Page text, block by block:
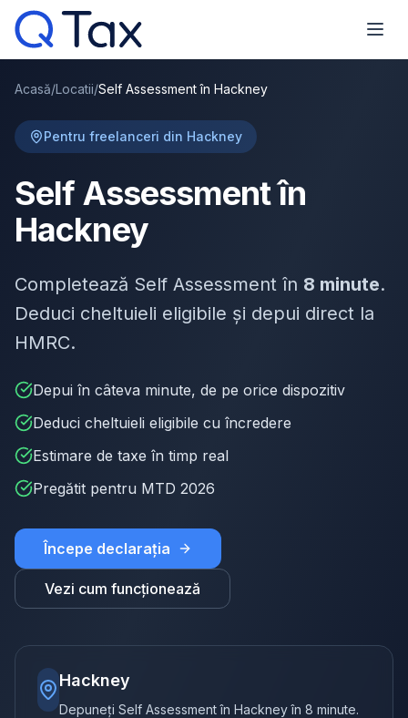
Acasă/Locatii/Self Assessment în Hackney
Pentru freelanceri din Hackney
Self Assessment în
Hackney
Completează Self Assessment în 8 minute.
Deduci cheltuieli eligibile și depui direct la
HMRC.
Depui în câteva minute, de pe orice dispozitiv
Deduci cheltuieli eligibile cu încredere
Estimare de taxe în timp real
Pregătit pentru MTD 2026
Începe declarația
Vezi cum funcționează
Hackney
Depuneți Self Assessment în Hackney în 8 minute.